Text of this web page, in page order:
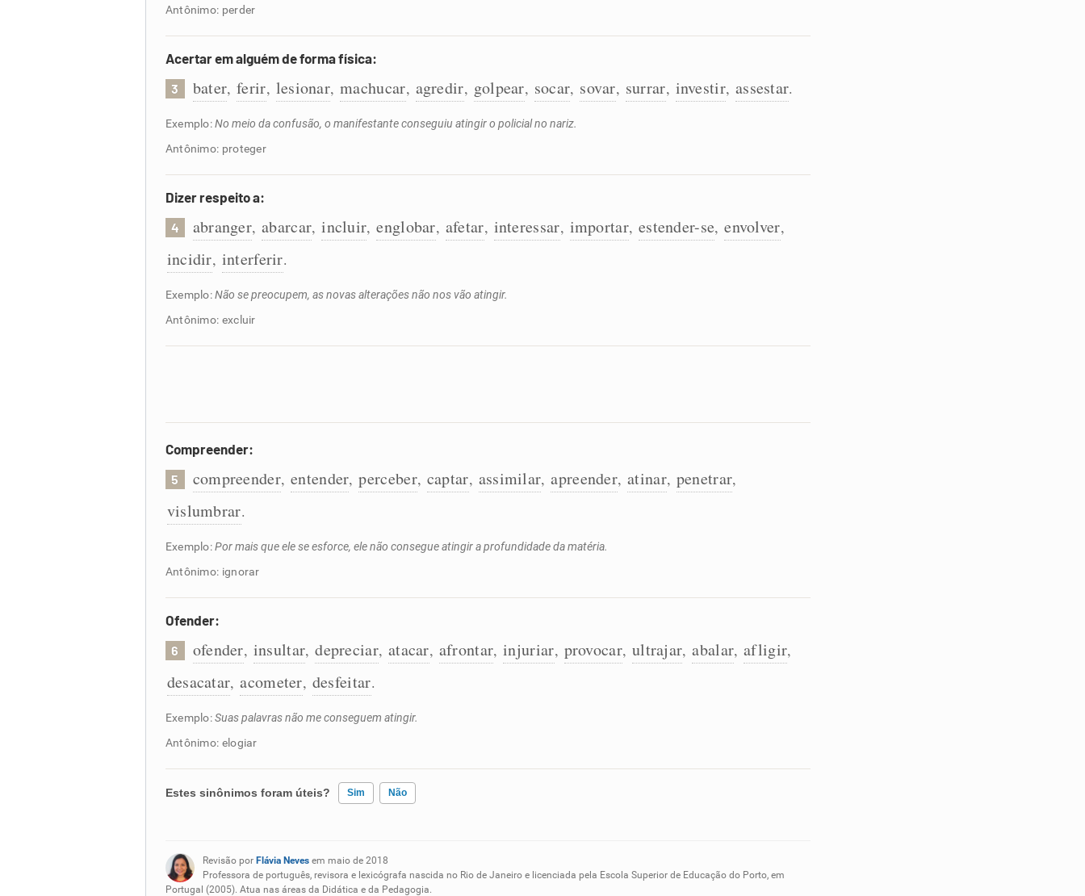
Antônimo: perder
Acertar em alguém de forma física:
3 bater, ferir, lesionar, machucar, agredir, golpear, socar, sovar, surrar, investir, assestar.
Exemplo:No meio da confusão, o manifestante conseguiu atingir o policial no nariz.
Antônimo: proteger
Dizer respeito a:
4 abranger, abarcar, incluir, englobar, afetar, interessar, importar, estender-se, envolver,
incidir, interferir.
Exemplo:Não se preocupem, as novas alterações não nos vão atingir.
Antônimo: excluir
Compreender:
5 compreender, entender, perceber, captar, assimilar, apreender, atinar, penetrar,
vislumbrar.
Exemplo:Por mais que ele se esforce, ele não consegue atingir a profundidade da matéria.
Antônimo: ignorar
Ofender:
6 ofender, insultar, depreciar, atacar, afrontar, injuriar, provocar, ultrajar, abalar, afligir,
desacatar, acometer, desfeitar.
Exemplo:Suas palavras não me conseguem atingir.
Antônimo: elogiar
Estes sinônimos foram úteis? Sim Não
Nenhum dos sinônimos apresentados me ajudou
Revisão por Flávia Nevesem maio de 2018
Professora de português, revisora e lexicógrafa nascida no Rio de Janeiro e licenciada pela Escola Superior de Educação do Porto, em
Portugal (2005). Atua nas áreas da Didática e da Pedagogia.